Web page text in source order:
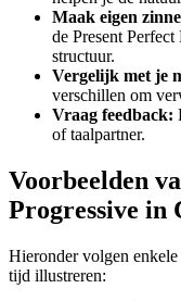
Maak eigen
de Present
structuur.
Vergelijk met je
verschillen om
Vraag feedback:
of taalpartner.
Voorbeelden
Progressive in
Hieronder volgen
tijd illustreren: